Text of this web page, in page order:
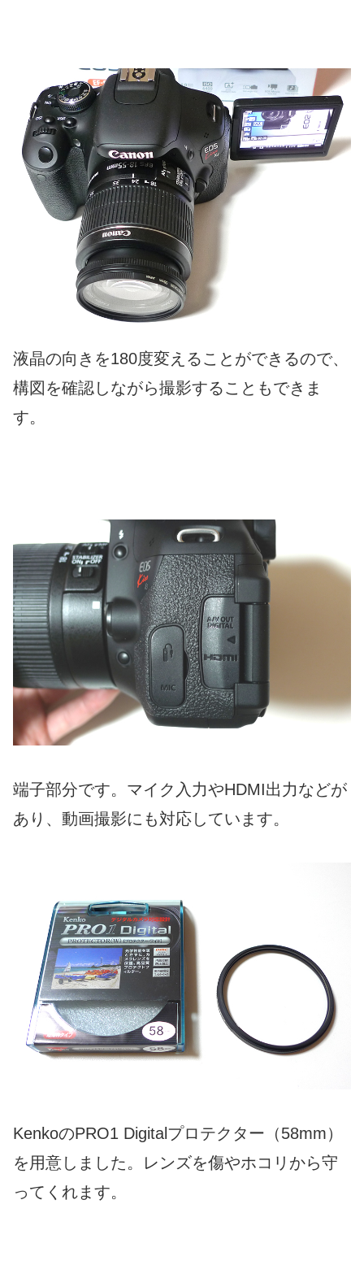
液晶の向きを180度変えることができるので、
構図を確認しながら撮影することもできま
す。
端子部分です。マイク入力やHDMI出力などが
あり、動画撮影にも対応しています。
KenkoのPRO1 Digitalプロテクター（58mm）
を用意しました。レンズを傷やホコリから守
ってくれます。